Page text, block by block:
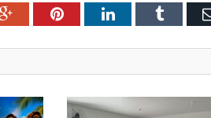
Google+PinterestLinkedInTumblr